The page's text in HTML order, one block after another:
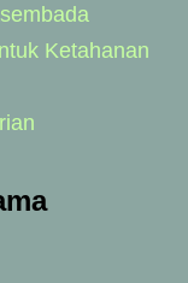
Ketahanan